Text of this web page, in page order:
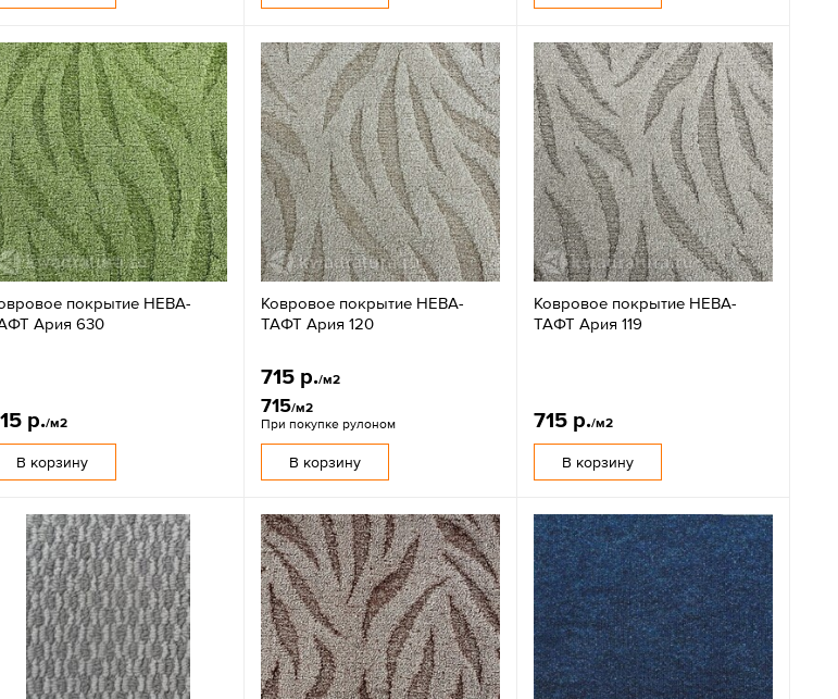
покрытие НЕВА-
Ария 630
р./м2
В корзину
Ковровое покрытие НЕВА-
ТАФТ Ария 120
715 р./м2
715/м2
При покупке рулоном
В корзину
Ковровое покрытие НЕВА-
ТАФТ Ария 119
715 р./м2
В корзину